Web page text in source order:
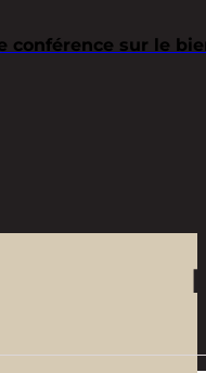
conférence sur le